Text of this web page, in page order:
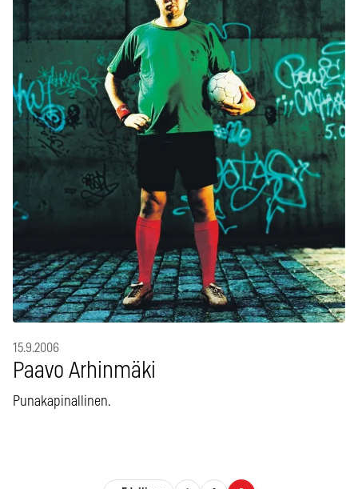
15.9.2006
Paavo Arhinmäki
Punakapinallinen.